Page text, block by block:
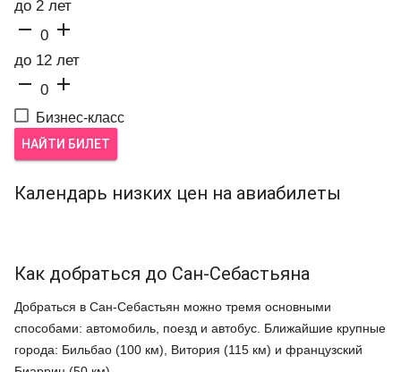
до 2 лет
 0 
до 12 лет
 0 
Бизнес-класс
НАЙТИ БИЛЕТ
Календарь низких цен на авиабилеты
Как добраться до Сан-Себастьяна
Добраться в Сан-Себастьян можно тремя основными
способами: автомобиль, поезд и автобус. Ближайшие крупные
города: Бильбао (100 км), Витория (115 км) и французский